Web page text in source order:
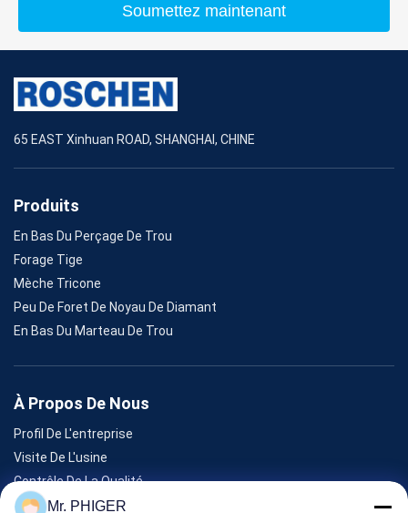
Soumettez maintenant
65 EAST Xinhuan ROAD, SHANGHAI, CHINE
Produits
En Bas Du Perçage De Trou
Forage Tige
Mèche Tricone
Peu De Foret De Noyau De Diamant
En Bas Du Marteau De Trou
À Propos De Nous
Profil De L'entreprise
Visite De L'usine
Contrôle De La Qualité
Plan Du SiteMr. PHIGER